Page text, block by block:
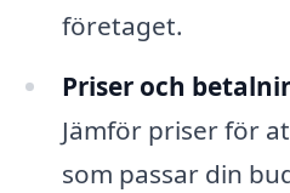
företaget.
Priser och
Jämför priser för
som passar din